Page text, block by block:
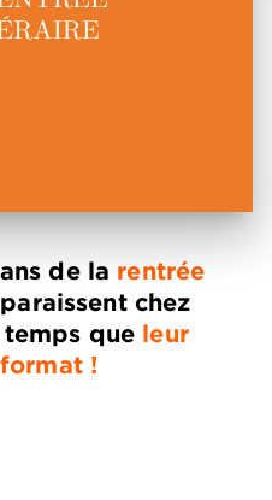
de la rentrée
chez
que leur
!